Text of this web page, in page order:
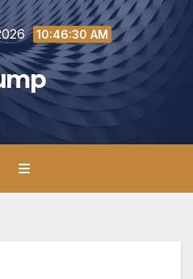
10:46:31 AM